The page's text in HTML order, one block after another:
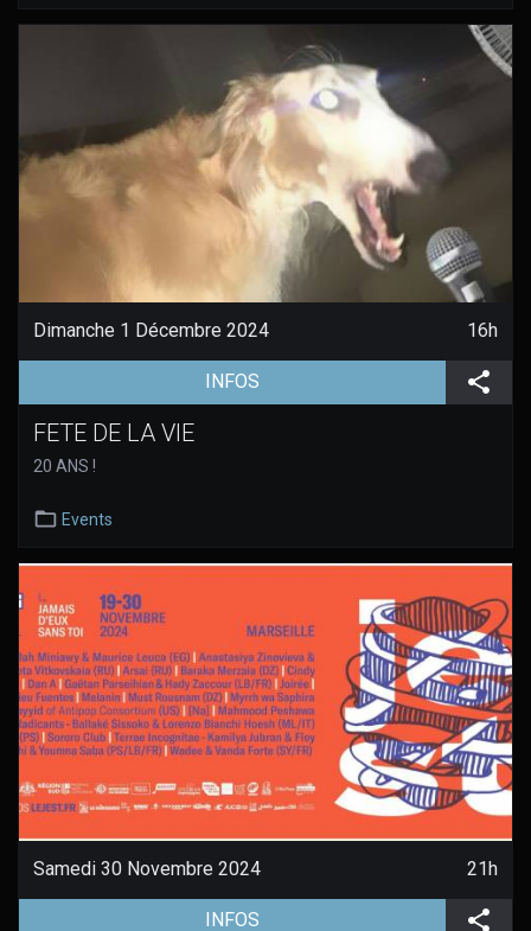
Dimanche 1 Décembre 2024 16h
INFOS (aller à la page de l'évènement)
FETE DE LA VIE
20 ANS !
Events
Samedi 30 Novembre 2024 21h
INFOS (aller à la page de l'évènement)